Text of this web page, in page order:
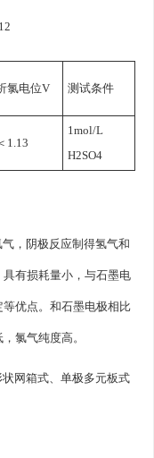
氯电位V 测试条件
1.13
1mol/L
H2SO4
，阴极反应制得氢气和
有损耗量小，与石墨电
优点。和石墨电极相比
氯气纯度高。
网箱式、单极多元板式